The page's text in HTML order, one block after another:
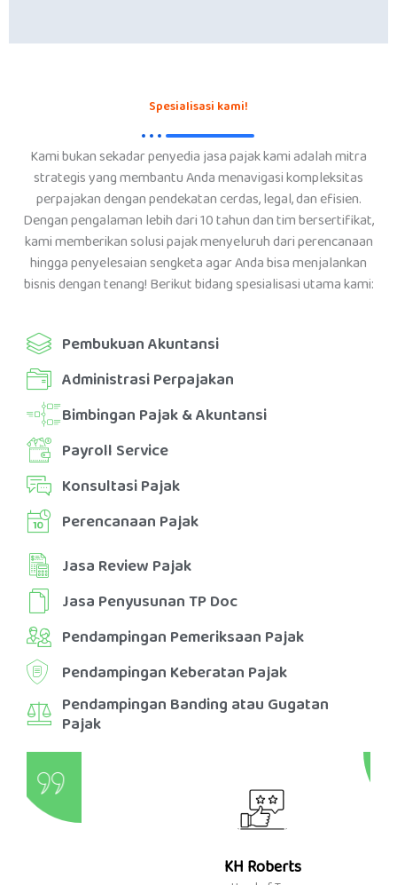
Spesialisasi kami!
Kami bukan sekadar penyedia jasa pajak kami adalah mitra
strategis yang membantu Anda menavigasi kompleksitas
perpajakan dengan pendekatan cerdas, legal, dan efisien.
Dengan pengalaman lebih dari 10 tahun dan tim bersertifikat,
kami memberikan solusi pajak menyeluruh dari perencanaan
hingga penyelesaian sengketa agar Anda bisa menjalankan
bisnis dengan tenang! Berikut bidang spesialisasi utama kami:
Pembukuan Akuntansi
Administrasi Perpajakan
Bimbingan Pajak & Akuntansi
Payroll Service
Konsultasi Pajak
Perencanaan Pajak
Jasa Review Pajak
Jasa Penyusunan TP Doc
Pendampingan Pemeriksaan Pajak
Pendampingan Keberatan Pajak
Pendampingan Banding atau Gugatan
Pajak
KH Roberts